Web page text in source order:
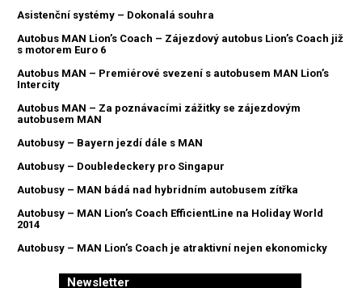
Asistenční systémy – Dokonalá souhra
Autobus MAN Lion’s Coach – Zájezdový autobus Lion’s Coach již
s motorem Euro 6
Autobus MAN – Premiérové svezení s autobusem MAN Lion’s
Intercity
Autobus MAN – Za poznávacími zážitky se zájezdovým
autobusem MAN
Autobusy – Bayern jezdí dále s MAN
Autobusy – Doubledeckery pro Singapur
Autobusy – MAN bádá nad hybridním autobusem zítřka
Autobusy – MAN Lion’s Coach EfficientLine na Holiday World
2014
Autobusy – MAN Lion’s Coach je atraktivní nejen ekonomicky
Newsletter